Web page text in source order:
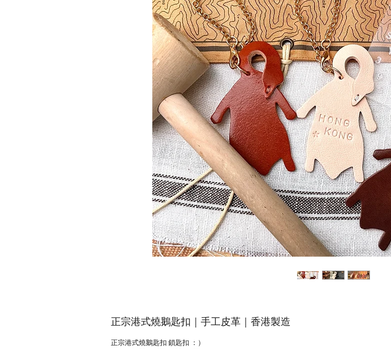
正宗港式燒鵝匙扣｜手工皮革｜香港製造
正宗港式燒鵝匙扣 鎖匙扣 ：）